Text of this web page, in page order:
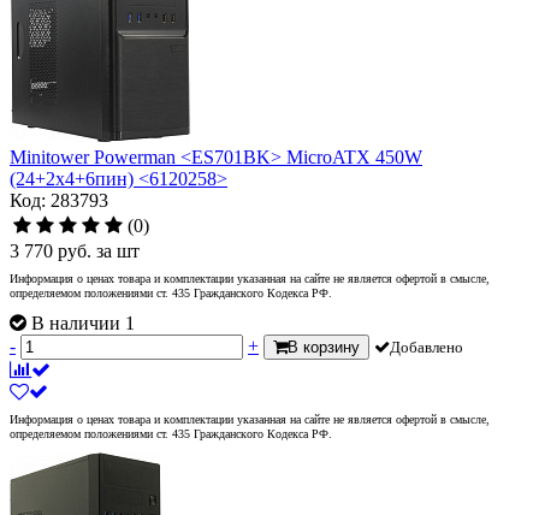
Minitower Powerman <ES701BK> MicroATX 450W
(24+2x4+6пин) <6120258>
Код: 283793
(0)
3 770 руб. за шт
Информация о ценах товара и комплектации указанная на сайте не является офертой в смысле,
определяемом положениями ст. 435 Гражданского Кодекса РФ.
В наличии 1
-
+ В корзину Добавлено
Информация о ценах товара и комплектации указанная на сайте не является офертой в смысле,
определяемом положениями ст. 435 Гражданского Кодекса РФ.